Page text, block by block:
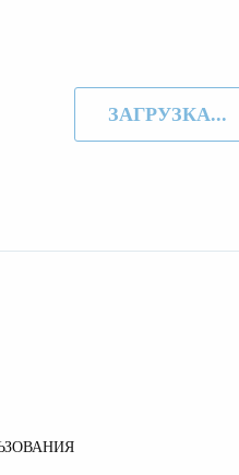
ЗАГРУЗКА...